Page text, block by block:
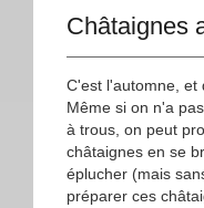
Châtaignes
C'est l'automne, et
Même si on n'a
à trous, on peut
châtaignes en se
éplucher (mais
préparer ces